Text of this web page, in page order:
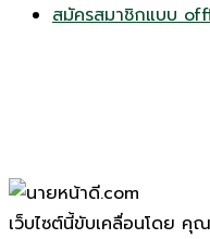
สมัครสมาชิกแบบ
เว็บไซต์นี้ขับเคลื่อนโดย คุ